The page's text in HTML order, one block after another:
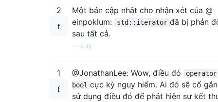
2
Một bản cập nhật cho nhận xét của @
einpoklum:
std::iterator đã bị phản
sau tất cả.
scry
1 @JonathanLee: Wow, điều đó
operator
bool cực kỳ nguy hiểm. Ai đó sẽ cố
sử dụng điều đó để phát hiện sự kết